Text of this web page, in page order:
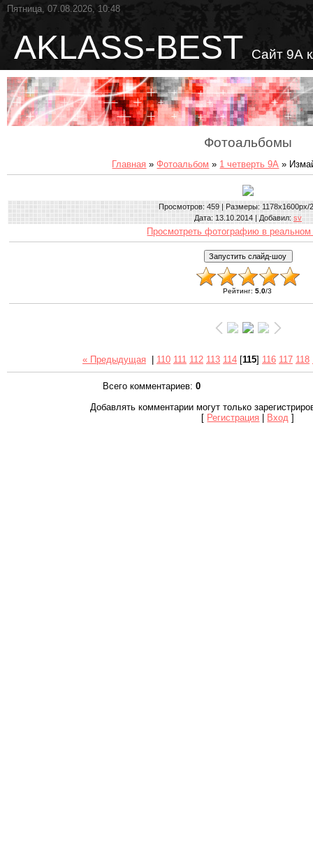
Пятница, 07.08.2026, 10:48
AKLASS-BEST Сайт 9А
Фотоальбомы
Главная »Фотоальбом » 1 четверть 9А »
Просмотров: 459 | Размеры: 1178x1600px/
Дата: 13.10.2014 | Добавил: sv
Просмотреть фотографию в реальном
Рейтинг:5.0/3
« Предыдущая 110 111 112 113 114 [115] 116 117 118
Всего комментариев: 0
Добавлять комментарии могут только
[ Регистрация | Вход ]